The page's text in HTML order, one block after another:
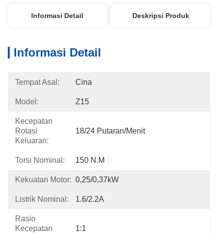
Informasi Detail Deskripsi Produk
Informasi Detail
Tempat Asal: Cina
Model: Z15
Kecepatan
Rotasi
Keluaran:
18/24 Putaran/menit
Torsi Nominal: 150 N.m
Kekuatan Motor: 0,25/0,37kW
Listrik Nominal: 1.6/2.2A
Rasio
Kecepatan
1:1